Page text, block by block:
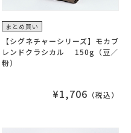
まとめ買い
【シグネチャーシリーズ】モカブ
レンドクラシカル 150g（豆／
粉）
¥1,706 （税込）